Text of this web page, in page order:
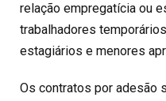
relação empregatícia ou
trabalhadores
estagiários e menores
Os contratos por adesão